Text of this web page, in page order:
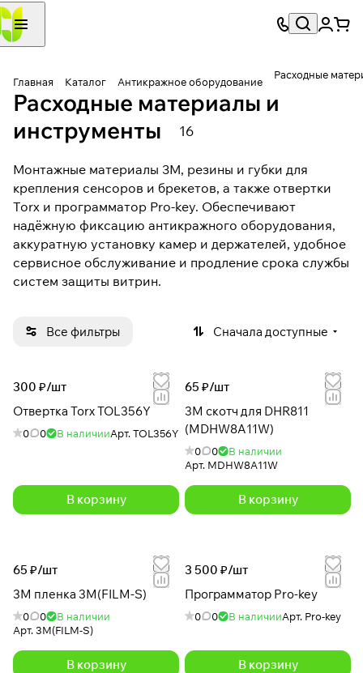
Главная Каталог Антикражное оборудование
Расходные
Расходные материалы и
инструменты
16
Монтажные материалы 3M, резины и губки для
крепления сенсоров и брекетов, а также отвертки
Torx и программатор Pro-key. Обеспечивают
надёжную фиксацию антикражного оборудования,
аккуратную установку камер и держателей, удобное
сервисное обслуживание и продление срока службы
систем защиты витрин.
Все фильтры Сначала доступные
300 ₽/шт
Отвертка Torx TOL356Y
0 0 В наличииАрт.TOL356Y
В корзину
65 ₽/шт
3M скотч для DHR811
(MDHW8A11W)
0 0
В наличии
Арт. MDHW8A11W
В корзину
65 ₽/шт
3М пленка 3M(FILM-S)
0 0
В наличии
Арт.3M(FILM-S)
В корзину
3 500 ₽/шт
Программатор Pro-key
0 0 В наличииАрт. Pro-key
В корзину